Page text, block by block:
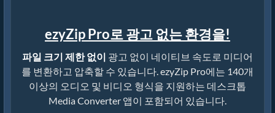
ezyZip Pro로 광고 없는 환경을!
파일 크기 제한 없이 광고 없이 네이티브 속도로 미디어
를 변환하고 압축할 수 있습니다. ezyZip Pro에는 140개
이상의 오디오 및 비디오 형식을 지원하는 데스크톱
Media Converter 앱이 포함되어 있습니다.